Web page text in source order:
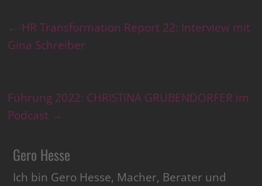
← HR Transformation Report 22: Interview mit
Gina Schreiber
Führung 2022: CHRISTINA GRUBENDORFER im
Podcast →
Gero Hesse
Ich bin Gero Hesse, Macher, Berater und